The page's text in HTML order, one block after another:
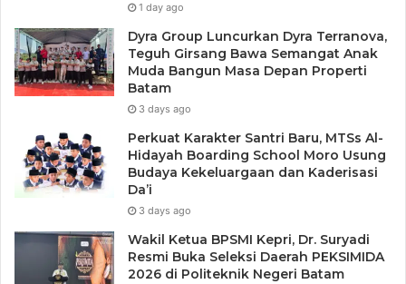
1 day ago
Dyra Group Luncurkan Dyra Terranova,
Teguh Girsang Bawa Semangat Anak
Muda Bangun Masa Depan Properti
Batam
3 days ago
Perkuat Karakter Santri Baru, MTSs Al-
Hidayah Boarding School Moro Usung
Budaya Kekeluargaan dan Kaderisasi
Da’i
3 days ago
Wakil Ketua BPSMI Kepri, Dr. Suryadi
Resmi Buka Seleksi Daerah PEKSIMIDA
2026 di Politeknik Negeri Batam